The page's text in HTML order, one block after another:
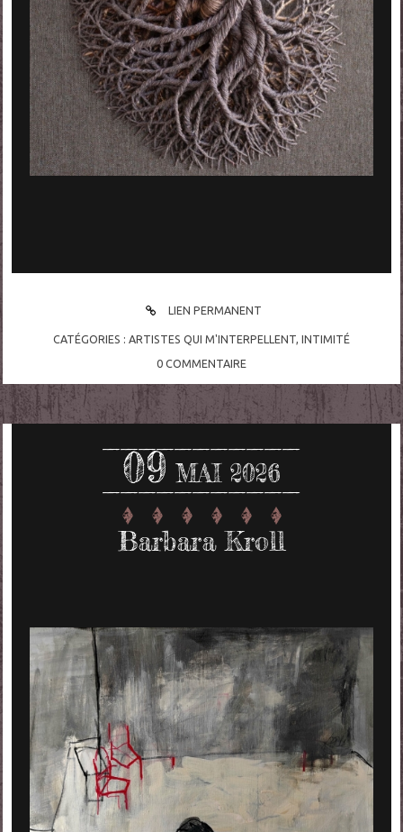
LIEN PERMANENT
CATÉGORIES : ARTISTES QUI M'INTERPELLENT, INTIMITÉ
0 COMMENTAIRE
09 MAI 2026
Barbara Kroll